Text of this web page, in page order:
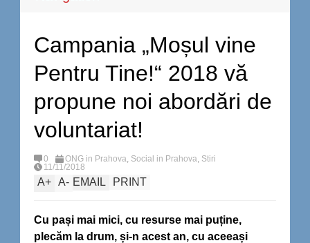
Campania „Moșul vine
Pentru Tine!“ 2018 vă
propune noi abordări de
voluntariat!
0 ONG in Prahova, Social in Prahova, Stiri
11/11/2018
A+ A- EMAIL PRINT
Cu pași mai mici, cu resurse mai puține,
plecăm la drum, și-n acest an, cu aceeași